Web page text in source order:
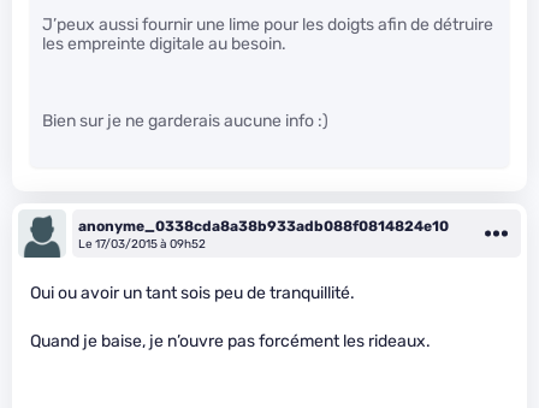
J’peux aussi fournir une lime pour les doigts afin de détruire
les empreinte digitale au besoin.
Bien sur je ne garderais aucune info :)
anonyme_0338cda8a38b933adb088f0814824e10
Le 17/03/2015 à 09h52
Oui ou avoir un tant sois peu de tranquillité.
Quand je baise, je n’ouvre pas forcément les rideaux.